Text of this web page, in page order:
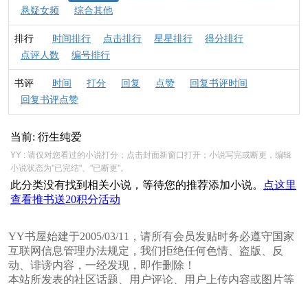
悬疑女频
综合其他
排行 时间排行 点击排行 星星排行
得分排行
点评人数
编号排行
书评 时间 打分 回复 点赞
回复书评时间
回复书评点赞
当前: 衍生纯爱
YY : 请仅对您看过的小说打分；点击封面新窗口打开；小说写完或断更，编辑
小说状态为"已完结"、"已断更"。
此分类没有找到相关小说，等待您的推荐添加小说。
点这里
查看推书送20积分活动
YY书屋始建于2005/03/11，请所有会员发贴时务必遵守国家
互联网信息管理办法规定，我们拒绝任何色情、盗版、反
动、诽谤内容，一经发现，即作删除！
本站所发表的社区话题、用户评论、用户上传内容或图片等